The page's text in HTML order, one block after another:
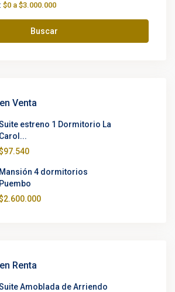
$0 a $3.000.000
Buscar
Venta
estreno 1 Dormitorio La
Carol...
Mansión 4 dormitorios
Puembo
Renta
Amoblada de Arriendo